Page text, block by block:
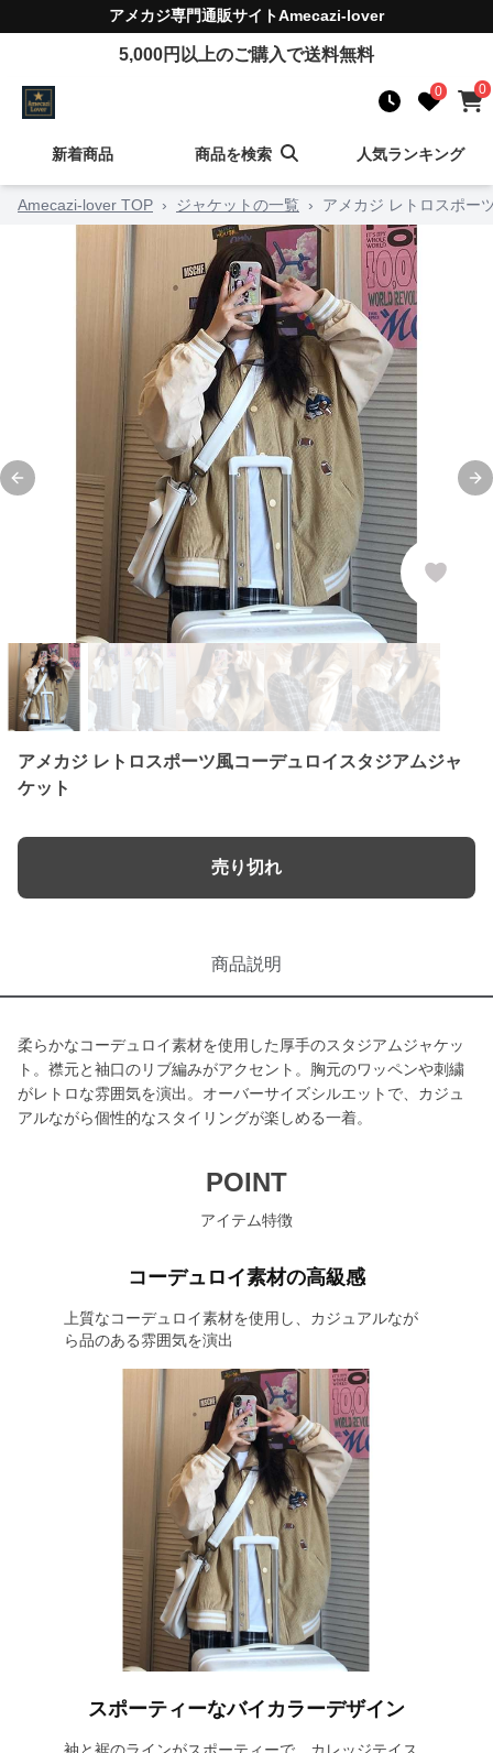
アメカジ専門通販サイトAmecazi-lover
5,000円以上のご購入で送料無料
0 0
新着商品 商品を検索 人気ランキング
Amecazi-lover TOP › ジャケットの一覧 › アメカジ レトロスポー
Previous slide
アメカジ レトロスポーツ風コーデュロイスタジアムジャ
ケット
売り切れ
商品説明
柔らかなコーデュロイ素材を使用した厚手のスタジアムジャケッ
ト。襟元と袖口のリブ編みがアクセント。胸元のワッペンや刺繍
がレトロな雰囲気を演出。オーバーサイズシルエットで、カジュ
アルながら個性的なスタイリングが楽しめる一着。
POINT
アイテム特徴
コーデュロイ素材の高級感
上質なコーデュロイ素材を使用し、カジュアルなが
ら品のある雰囲気を演出
スポーティーなバイカラーデザイン